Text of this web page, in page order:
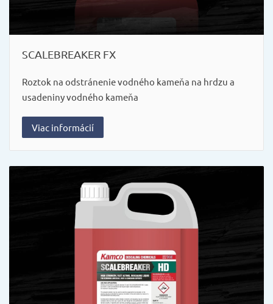
SCALEBREAKER FX
Roztok na odstránenie vodného kameňa na hrdzu a
usadeniny vodného kameňa
Viac informácií